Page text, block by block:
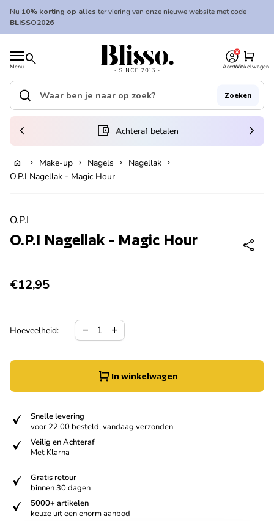
In winkelwagen
Overslaan naar inhoud
Nu 10% korting op alles ter viering van onze nieuwe website met code
BLISSO2026
Menu search
Home
AccountWinkelwagen
shopping_cart
Home
Zoek op"
search Zoeken
(link opent in nieuw tabblad/venster)
account_balance_wallet Achteraf betalen
chevron_left chevron_right
home chevron_right Make-up chevron_right Nagels chevron_right Nagellak chevron_right
O.P.I Nagellak - Magic Hour
O.P.I
O.P.I Nagellak - Magic Hour share
Normale prijs
€12,95
Hoeveelheid:
Hoeveelheid verlagen voor
remove
Verhoog de hoeveelheid voor
add
In winkelwagen
verified
Snelle levering
voor 22:00 besteld, vandaag verzonden
verified
Veilig en Achteraf
Met Klarna
verified
Gratis retour
binnen 30 dagen
verified
5000+ artikelen
keuze uit een enorm aanbod